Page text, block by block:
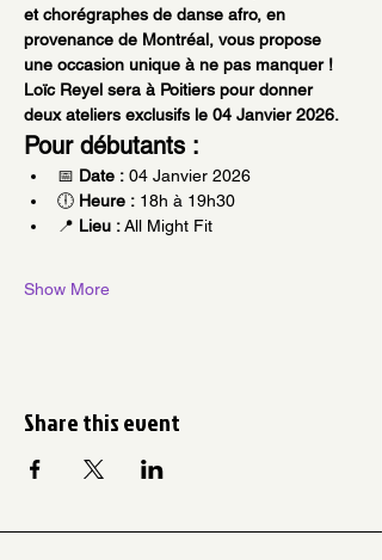
et chorégraphes de danse afro, en
provenance de Montréal, vous propose
une occasion unique à ne pas manquer !
Loïc Reyel sera à Poitiers pour donner
deux ateliers exclusifs le 04 Janvier 2026.
Pour débutants :
📅 Date : 04 Janvier 2026
🕕 Heure : 18h à 19h30
📍 Lieu : All Might Fit
Show More
Share this event